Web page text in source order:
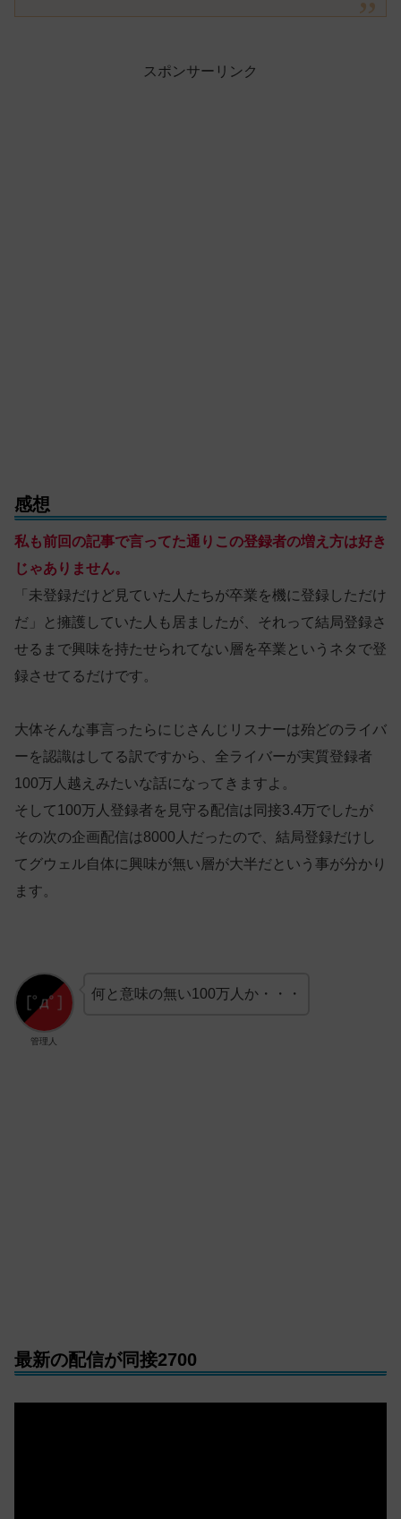
スポンサーリンク
感想
私も前回の記事で言ってた通りこの登録者の増え方は好き
じゃありません。
「未登録だけど見ていた人たちが卒業を機に登録しただけ
だ」と擁護していた人も居ましたが、それって結局登録さ
せるまで興味を持たせられてない層を卒業というネタで登
録させてるだけです。
大体そんな事言ったらにじさんじリスナーは殆どのライバ
ーを認識はしてる訳ですから、全ライバーが実質登録者
100万人越えみたいな話になってきますよ。
そして100万人登録者を見守る配信は同接3.4万でしたが
その次の企画配信は8000人だったので、結局登録だけし
てグウェル自体に興味が無い層が大半だという事が分かり
ます。
管理人
何と意味の無い100万人か・・・
最新の配信が同接2700